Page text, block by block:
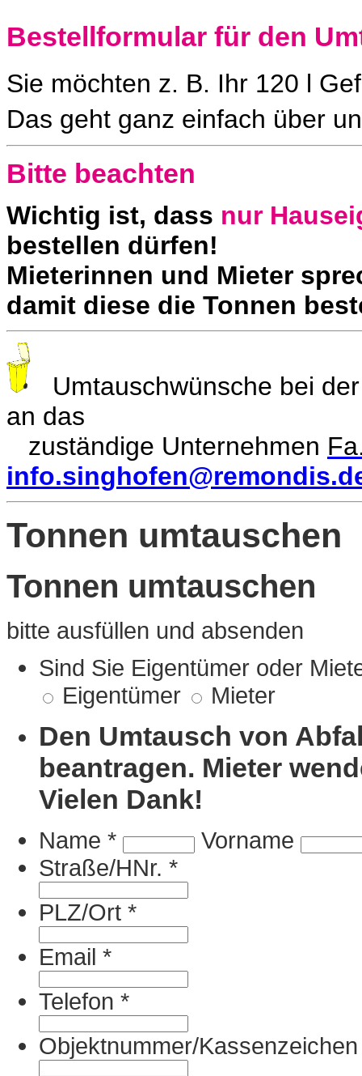
Bestellformular für den
Sie möchten z. B. Ihr 120 l
Das geht ganz einfach über
Bitte beachten
Wichtig ist, dass nur
bestellen dürfen!
Mieterinnen und Mieter
damit diese die Tonnen
Umtauschwünsche bei
an das
zuständige Unternehmen
Tonnen umtauschen
Tonnen umtauschen
bitte ausfüllen und absenden
Sind Sie Eigentümer oder
Eigentümer
Mieter
Den Umtausch von
beantragen. Mieter
Vielen Dank!
Name *
Vorname
Straße/HNr. *
PLZ/Ort *
Email *
Telefon *
Objektnummer/Kassenzeichen